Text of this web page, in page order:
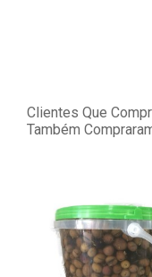
Clientes Que
Também